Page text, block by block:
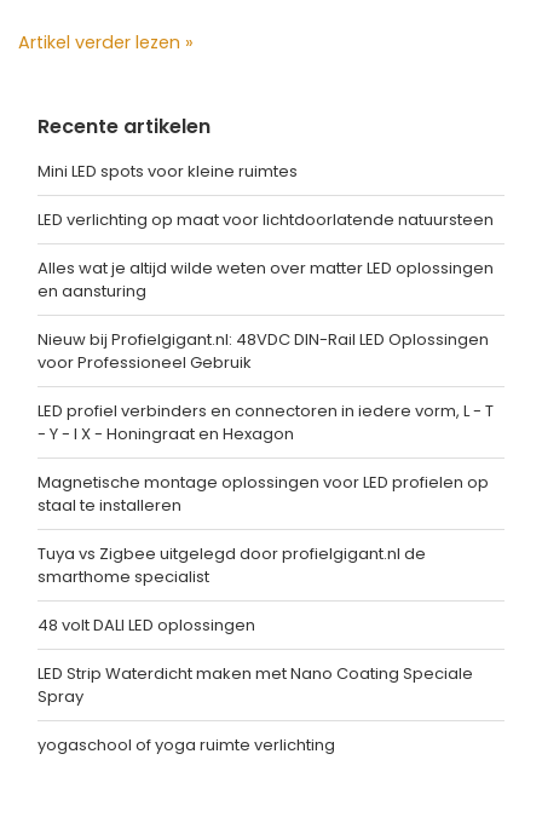
Artikel verder lezen »
Recente artikelen
Mini LED spots voor kleine ruimtes
LED verlichting op maat voor lichtdoorlatende natuursteen
Alles wat je altijd wilde weten over matter LED oplossingen
en aansturing
Nieuw bij Profielgigant.nl: 48VDC DIN-Rail LED Oplossingen
voor Professioneel Gebruik
LED profiel verbinders en connectoren in iedere vorm, L - T
- Y - I X - Honingraat en Hexagon
Magnetische montage oplossingen voor LED profielen op
staal te installeren
Tuya vs Zigbee uitgelegd door profielgigant.nl de
smarthome specialist
48 volt DALI LED oplossingen
LED Strip Waterdicht maken met Nano Coating Speciale
Spray
yogaschool of yoga ruimte verlichting